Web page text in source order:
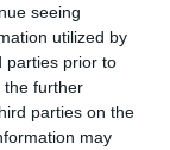
seeing
utilized by
parties prior to
the further
parties on the
may